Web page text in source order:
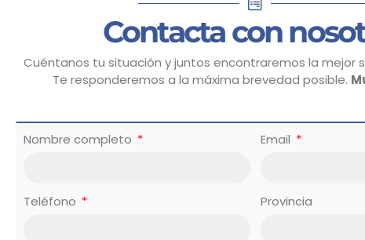
Contacta con
Cuéntanos tu situación y juntos encontraremos la mejor
Te responderemos a la máxima brevedad posible.
Nombre completo Email
Teléfono Provincia